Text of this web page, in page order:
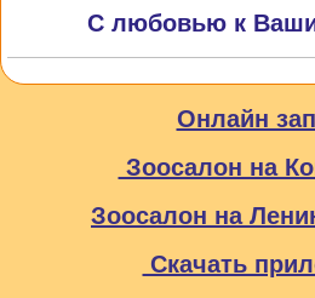
С любовью к
Онлайн
Зоосалон на
Зоосалон на
Скачать